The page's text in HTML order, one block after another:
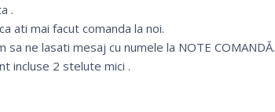
.
ati mai facut comanda la noi.
ne lasati mesaj cu numele la NOTE COMANDĂ.
incluse 2 stelute mici .